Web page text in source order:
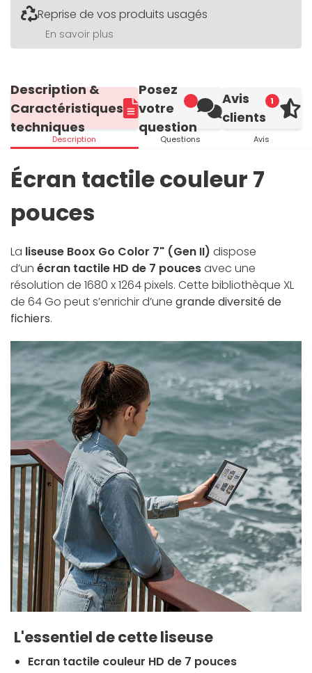
Reprise de vos produits usagés
En savoir plus
Description &
Caractéristiques
techniques
Description
Posez
votre
question
Questions
1
Avis
clients
Avis
Écran tactile couleur 7
pouces
La liseuse Boox Go Color 7" (Gen II) dispose
d’un écran tactile HD de 7 poucesavec une
résolution de 1680 x 1264 pixels. Cette bibliothèque XL
de 64 Go peut s’enrichir d’une grande diversité de
fichiers.
L'essentiel de cette liseuse
Ecran tactile couleur HD de 7 pouces